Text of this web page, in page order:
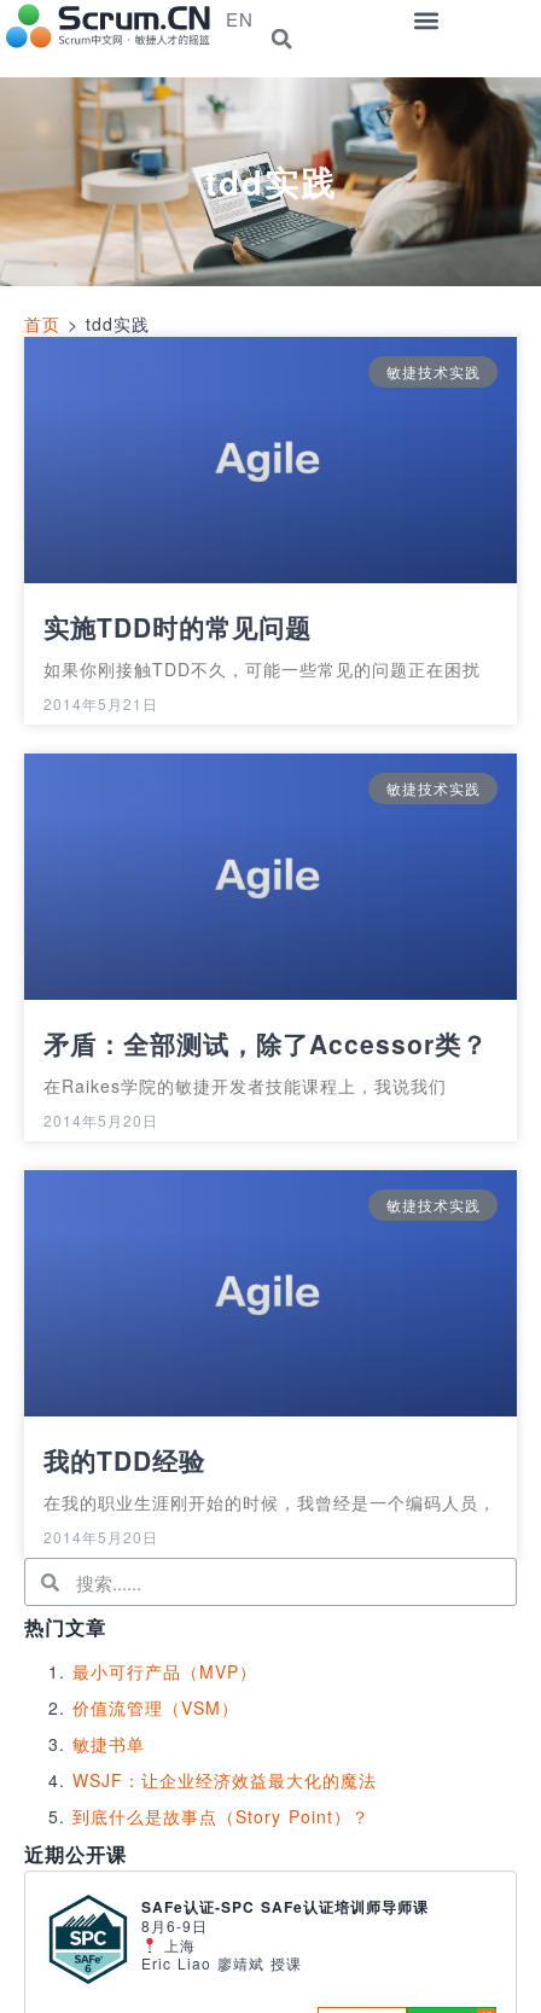
EN
tdd实践
首页 > tdd实践
敏捷技术实践
实施TDD时的常见问题
如果你刚接触TDD不久，可能一些常见的问题正在困扰
2014年5月21日
敏捷技术实践
矛盾：全部测试，除了Accessor类？
在Raikes学院的敏捷开发者技能课程上，我说我们
2014年5月20日
敏捷技术实践
我的TDD经验
在我的职业生涯刚开始的时候，我曾经是一个编码人员，
2014年5月20日
热门文章
最小可行产品（MVP）
价值流管理（VSM）
敏捷书单
WSJF：让企业经济效益最大化的魔法
到底什么是故事点（Story Point）？
近期公开课
SAFe认证-SPC SAFe认证培训师导师课
8月6-9日
上海
Eric Liao 廖靖斌 授课